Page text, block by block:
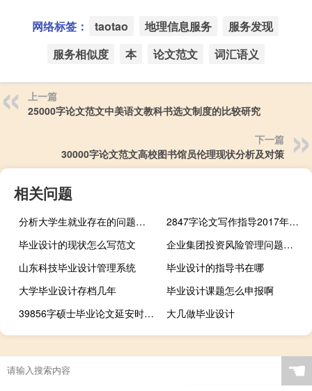
网络标签： taotao 地理信息服务
服务发现
服务相似度
本 论文范文 词汇语义
上一篇
25000字论文范文中美语文教科书选文制度的比较研究
下一篇
30000字论文范文高校图书馆员伦理现状分析及对策
相关问题
分析大学生就业存在的问题及相应的对策,大学生就业难的原因及对策
2847字论文写作指导2017年学术论文写作
毕业设计的现状怎么写范文
企业集团投资风险管理问题与体制构建,寻求风险管理案例
山东科技毕业设计管理系统
毕业设计的指导书在哪
大学毕业设计存档几年
毕业设计课题怎么申报啊
39856字硕士毕业论文延安时期中国共产党青年知识分子思想政治教育研究
大几做毕业设计
☚